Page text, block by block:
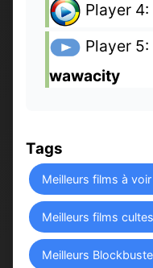
Player 4:
Player 5:
wawacity
Tags
Meilleurs films à
Meilleurs films
Meilleurs